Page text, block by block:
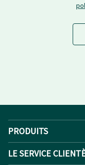
PRODUITS
LE SERVICE